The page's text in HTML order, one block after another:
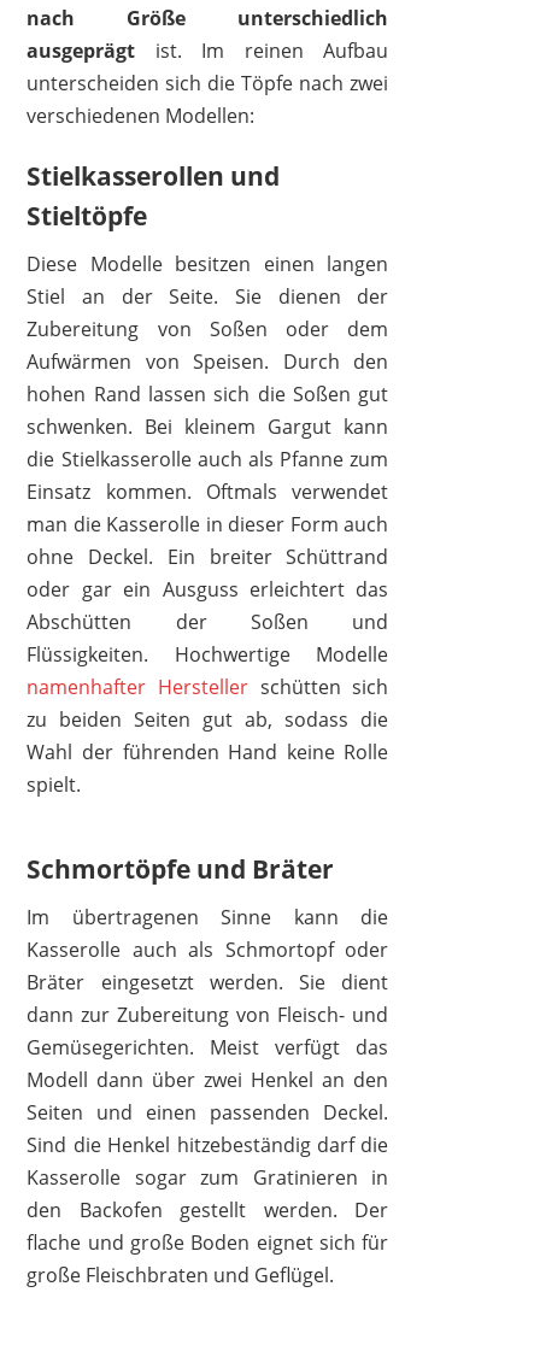
WMF
15,99 €
13,69 €*
GSW
32,37 €30,81 € *
nach
Größe
unterschiedlich
ausgeprägt ist. Im reinen Aufbau
unterscheiden sich die Töpfe nach zwei
verschiedenen Modellen:
Stielkasserollen und
Stieltöpfe
Diese Modelle besitzen einen langen
Stiel an der Seite. Sie dienen der
Zubereitung von Soßen oder dem
Aufwärmen von Speisen. Durch den
hohen Rand lassen sich die Soßen gut
schwenken. Bei kleinem Gargut kann
die Stielkasserolle auch als Pfanne zum
Einsatz kommen. Oftmals verwendet
man die Kasserolle in dieser Form auch
ohne Deckel. Ein breiter Schüttrand
oder gar ein Ausguss erleichtert das
Abschütten der Soßen und
Flüssigkeiten. Hochwertige Modelle
namenhafter Hersteller schütten sich
zu beiden Seiten gut ab, sodass die
Wahl der führenden Hand keine Rolle
spielt.
Schmortöpfe und Bräter
Im übertragenen Sinne kann die
Kasserolle auch als Schmortopf oder
Bräter eingesetzt werden. Sie dient
dann zur Zubereitung von Fleisch- und
Gemüsegerichten. Meist verfügt das
Modell dann über zwei Henkel an den
Seiten und einen passenden Deckel.
Sind die Henkel hitzebeständig darf die
Kasserolle sogar zum Gratinieren in
den Backofen gestellt werden. Der
flache und große Boden eignet sich für
große Fleischbraten und Geflügel.